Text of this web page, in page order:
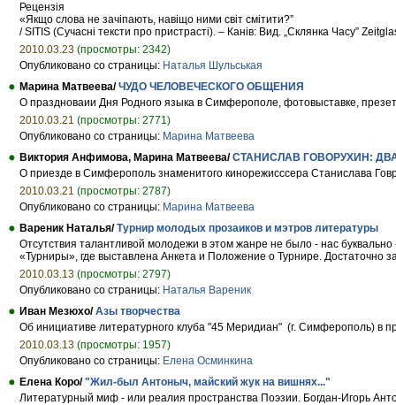
Рецензія
«Якщо слова не зачіпають, навіщо ними світ смітити?”
/ SITIS (Сучасні тексти про пристрасті). – Канів: Вид. „Склянка Часу”
2010.03.23 (просмотры: 2342)
Опубликовано со страницы: Наталья Шульськая
Марина Матвеева/ЧУДО ЧЕЛОВЕЧЕСКОГО ОБЩЕНИЯ
О праздноваии Дня Родного языка в Симферополе, фотовыставке,
2010.03.21 (просмотры: 2771)
Опубликовано со страницы: Марина Матвеева
Виктория Анфимова, Марина Матвеева/СТАНИСЛАВ ГОВОРУХИН:
О приезде в Симферополь знаменитого кинорежисссера Станислава
2010.03.21 (просмотры: 2787)
Опубликовано со страницы: Марина Матвеева
Вареник Наталья/Турнир молодых прозаиков и мэтров литературы
Отсутствия талантливой молодежи в этом жанре не было - нас
«Турниры», где выставлена Анкета и Положение о Турнире. Достаточно
2010.03.13 (просмотры: 2797)
Опубликовано со страницы: Наталья Вареник
Иван Мезюхо/Азы творчества
Об инициативе литературного клуба "45 Меридиан" (г. Симферополь) в
2010.03.13 (просмотры: 1957)
Опубликовано со страницы: Елена Осминкина
Елена Коро/"Жил-был Антоныч, майский жук на вишнях..."
Литературный миф - или реалия пространства Поэзии. Богдан-Игорь